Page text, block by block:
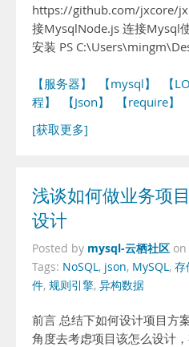
https://github.com/jxcore/
接MysqlNode.js 连接Mysql
安装 PS
【服务器】 【mysql】 【
程】
【Json】 【require】
[获取更多]
浅谈如何做业务项
设计
Posted by mysql-云栖社区 on
Tags: NoSQL, json, MySQL, 存
件, 规则引擎, 异构数据
前言 总结下如何设计项目方
角度去考虑项目该怎么设计